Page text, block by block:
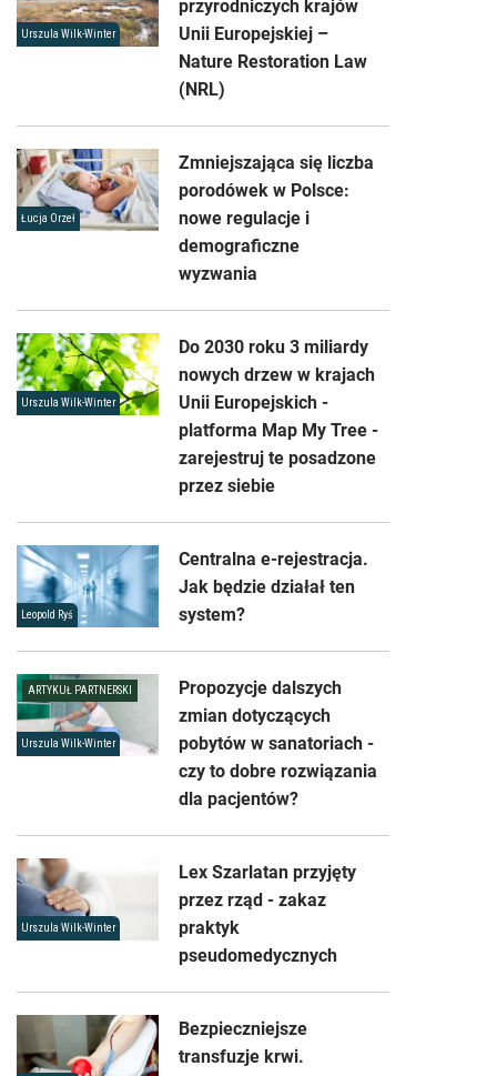
Urszula Wilk-Winter
przyrodniczych krajów
Unii Europejskiej –
Nature Restoration Law
(NRL)
Łucja Orzeł
Zmniejszająca się liczba
porodówek w Polsce:
nowe regulacje i
demograficzne
wyzwania
Urszula Wilk-Winter
Do 2030 roku 3 miliardy
nowych drzew w krajach
Unii Europejskich -
platforma Map My Tree -
zarejestruj te posadzone
przez siebie
Leopold Ryś
Centralna e-rejestracja.
Jak będzie działał ten
system?
ARTYKUŁ PARTNERSKI
Urszula Wilk-Winter
Propozycje dalszych
zmian dotyczących
pobytów w sanatoriach -
czy to dobre rozwiązania
dla pacjentów?
Urszula Wilk-Winter
Lex Szarlatan przyjęty
przez rząd - zakaz
praktyk
pseudomedycznych
Bezpieczniejsze
transfuzje krwi.